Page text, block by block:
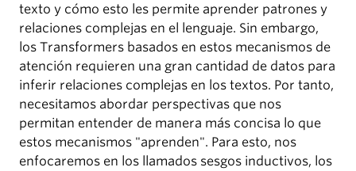
texto y cómo esto les permite aprender patrones y
relaciones complejas en el lenguaje. Sin embargo,
los Transformers basados en estos mecanismos de
atención requieren una gran cantidad de datos para
inferir relaciones complejas en los textos. Por tanto,
necesitamos abordar perspectivas que nos
permitan entender de manera más concisa lo que
estos mecanismos "aprenden". Para esto, nos
enfocaremos en los llamados sesgos inductivos, los